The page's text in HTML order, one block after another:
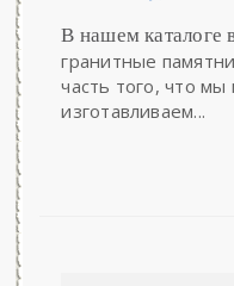
В нашем каталоге
гранитные
часть того, что
изготавливаем...